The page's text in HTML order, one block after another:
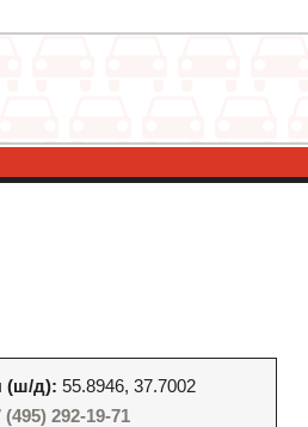
(ш/д): 55.8946, 37.7002
(495) 292-19-71